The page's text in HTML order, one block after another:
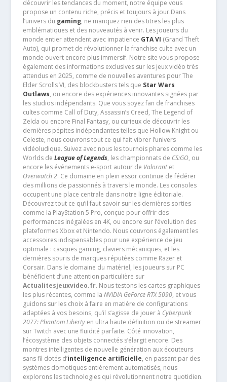
découvrir les tendances du moment, notre équipe vous
propose un contenu riche, précis et toujours à jour.Dans
l’univers du gaming, ne manquez rien des titres les plus
emblématiques et des nouveautés à venir. Les joueurs du
monde entier attendent avec impatience GTA VI (Grand Theft
Auto), qui promet de révolutionner la franchise culte avec un
monde ouvert encore plus immersif. Notre site vous propose
également des informations exclusives sur les jeux vidéo très
attendus en 2025, comme de nouvelles aventures pour The
Elder Scrolls VI, des blockbusters tels que Star Wars
Outlaws, ou encore des expériences innovantes signées par
les studios indépendants. Que vous soyez fan de franchises
cultes comme Call of Duty, Assassin’s Creed, The Legend of
Zelda ou encore Final Fantasy, ou curieux de découvrir les
dernières pépites indépendantes telles que Hollow Knight ou
Celeste, nous couvrons tout ce qui fait vibrer l’univers
vidéoludique. Suivez avec nous les tournois phares comme les
Worlds de League of Legends, les championnats de CS:GO, ou
encore les événements e-sport autour de Valorantet
Overwatch 2. Ce domaine en plein essor continue de fédérer
des millions de passionnés à travers le monde. Les consoles
occupent une place centrale dans notre ligne éditoriale.
Découvrez tout ce qu’il faut savoir sur les dernières sorties
comme la PlayStation 5 Pro, conçue pour offrir des
performances inégalées en 4K, ou encore sur l’évolution des
plateformes Xbox et Nintendo. Nous couvrons également les
accessoires indispensables pour une expérience de jeu
optimale : casques gaming, claviers mécaniques, et les
dernières souris de marques réputées comme Razer et
Corsair. Dans le domaine du matériel, les joueurs sur PC
bénéficient d’une attention particulière sur
Actualitesjeuxvideo.fr. Nous testons les cartes graphiques
les plus récentes, comme la NVIDIA GeForce RTX 5090, et vous
guidons sur les choix à faire en matière de configurations
adaptées à vos besoins, qu’il s’agisse de jouer à Cyberpunk
2077: Phantom Libertyen ultra haute définition ou de streamer
sur Twitch avec une fluidité parfaite. Côté innovation,
l’écosystème des objets connectés s’élargit encore. Des
montres intelligentes de nouvelle génération aux écouteurs
sans fil dotés d’intelligence artificielle, en passant par des
systèmes domotiques entièrement automatisés, nous
explorons les technologies qui révolutionnent notre quotidien.